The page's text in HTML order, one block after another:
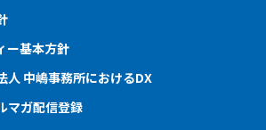
ー基本方針
人 中嶋事務所におけるDX
マガ配信登録